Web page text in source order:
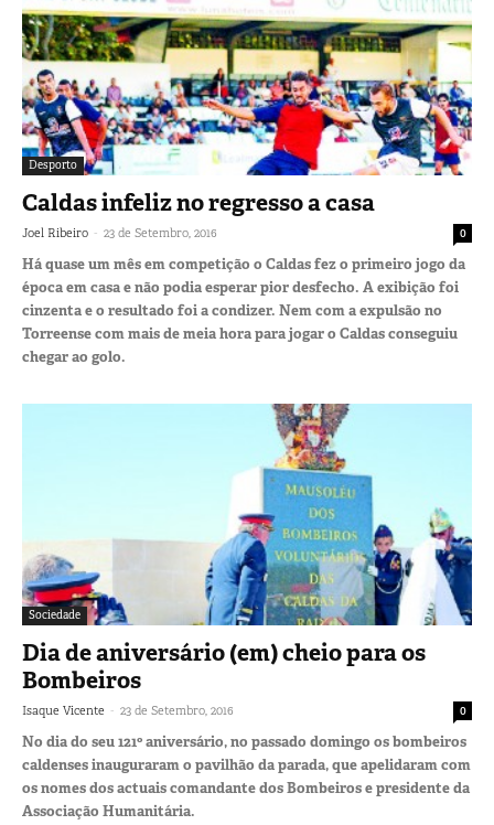
Desporto
Caldas infeliz no regresso a casa
Joel Ribeiro - 23 de Setembro, 2016 0
Há quase um mês em competição o Caldas fez o primeiro jogo da
época em casa e não podia esperar pior desfecho. A exibição foi
cinzenta e o resultado foi a condizer. Nem com a expulsão no
Torreense com mais de meia hora para jogar o Caldas conseguiu
chegar ao golo.
Sociedade
Dia de aniversário (em) cheio para os
Bombeiros
Isaque Vicente - 23 de Setembro, 2016 0
No dia do seu 121º aniversário, no passado domingo os bombeiros
caldenses inauguraram o pavilhão da parada, que apelidaram com
os nomes dos actuais comandante dos Bombeiros e presidente da
Associação Humanitária.